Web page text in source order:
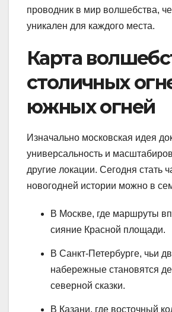
проводник в мир волшебства,
уникален для каждого места.
Карта
столичных
южных огней
Изначально московская идея
универсальность и
другие локации. Сегодня стать
новогодней истории можно в
В Москве, где маршруты
сияние Красной площади.
В Санкт-Петербурге, чьи
набережные становятся
северной сказки.
В Казани, где восточный